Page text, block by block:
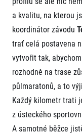
a kvalitu, na kterou
koordinátor závodu
trať celá postavena
vytvořit tak,
rozhodně na trase
půlmaratonů, a to
Každý kilometr trati
z ústeckého
A samotné běžce